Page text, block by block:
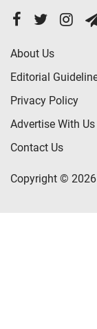
About Us
Editorial
Privacy Policy
Advertise With Us
Contact Us
Copyright © 2026